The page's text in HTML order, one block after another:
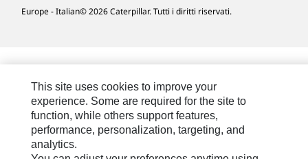
Europe - Italian© 2026 Caterpillar. Tutti i diritti riservati.
This site uses cookies to improve your
experience. Some are required for the site to
function, while others support features,
performance, personalization, targeting, and
analytics.